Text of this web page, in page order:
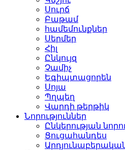
Սուրճ
Բաթամ
համեմունքներ
Սերմեր
Հիլ
Ընկույզ
Չամիչ
Եգիպտացորեն
Սոյա
Պղպեղ
Վարդի թերթիկ
Նորություններ
Ընկերության
Ցուցահանդես
Արդյունաբերական